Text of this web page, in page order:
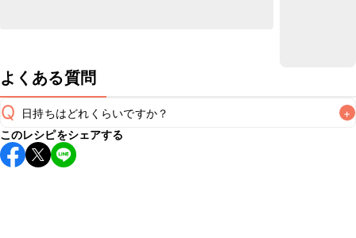
よくある質問
Q 日持ちはどれくらいですか？ +
保存期間は常温で翌日中が目安です。なるべくお早めにお召
し上がりください。
このレシピをシェアする